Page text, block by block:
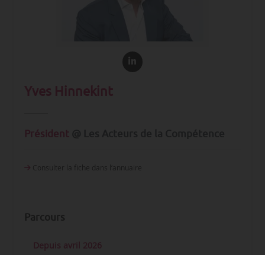
Yves Hinnekint
Président
Parcours
Depuis avril 2026